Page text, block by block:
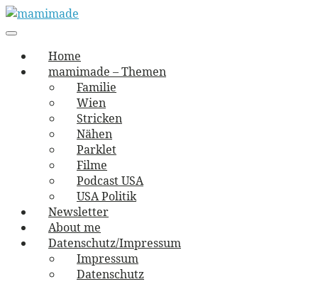
Skip
to
mamimade
vernäht und zugetextet
navigation
Menu
Home
mamimade – Themen
Familie
Wien
Stricken
Nähen
Parklet
Filme
Podcast USA
USA Politik
Newsletter
About me
Datenschutz/Impressum
Impressum
Datenschutz